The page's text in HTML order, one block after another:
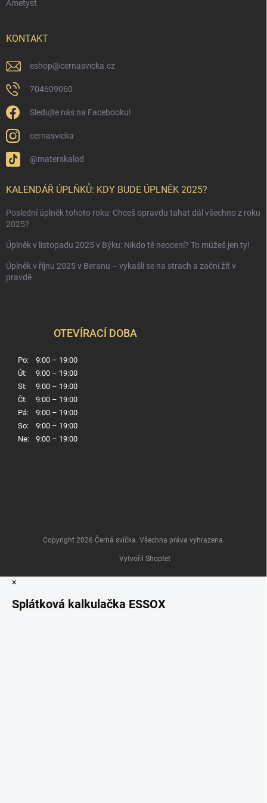
Ametyst
KONTAKT
eshop@cernasvicka.cz
704609060
Sledujte nás na Facebooku!
cernasvicka
@materskalod
KALENDÁŘ ÚPLŇKŮ: KDY BUDE ÚPLNĚK 2025?
Poslední úplněk tohoto roku: Chceš opravdu tahat dál všechno z roku
2025?
Úplněk v listopadu 2025 v Býku: Nikdo tě neocení? To můžeš jen ty!
Úplněk v říjnu 2025 v Beranu – vykašli se na strach a začni žít v
pravdě
OTEVÍRACÍ DOBA
Po:
9:00 – 19:00
Út:
9:00 – 19:00
St:
9:00 – 19:00
Čt:
9:00 – 19:00
Pá:
9:00 – 19:00
So:
9:00 – 19:00
Ne:
9:00 – 19:00
Vytvořil Shoptet
Copyright 2026 Černá svíčka . Všechna práva vyhrazena.
×
Splátková kalkulačka ESSOX